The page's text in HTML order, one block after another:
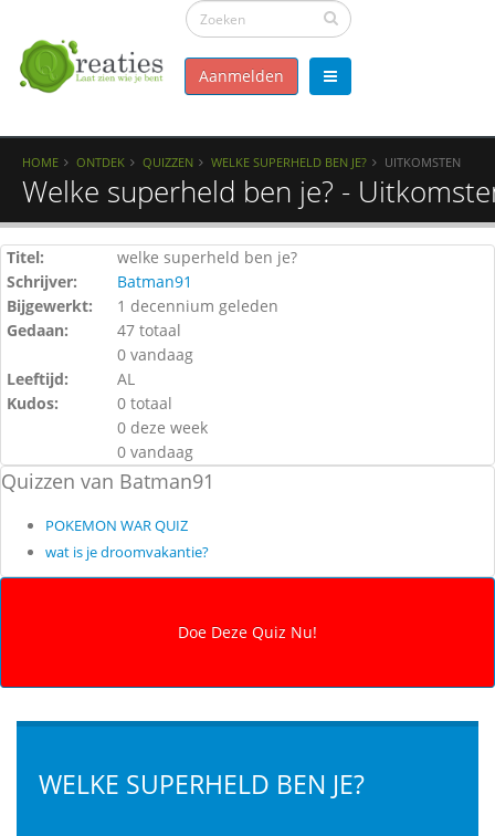
Aanmelden
HOME ONTDEK QUIZZEN WELKE SUPERHELD BEN JE? UITKOMSTEN
Welke superheld ben je? -
Titel:
welke superheld ben je?
Schrijver:
Batman91
Bijgewerkt:
1 decennium geleden
Gedaan:
47 totaal
0 vandaag
Leeftijd:
AL
Kudos:
0 totaal
0 deze week
0 vandaag
Quizzen van Batman91
POKEMON WAR QUIZ
wat is je droomvakantie?
WELKE SUPERHELD BEN JE?